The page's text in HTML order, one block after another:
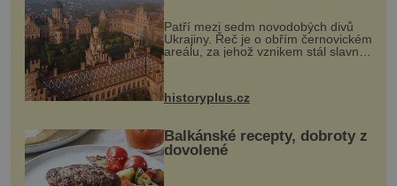
Patří mezi sedm novodobých divů
Ukrajiny. Řeč je o obřím černovickém
areálu, za jehož vznikem stál slavný
český architekt Josef Hlávka. Ten si
na něm dal mimořádně záležet. Jeho
stavební plány by při ...
historyplus.cz
Balkánské recepty, dobroty z
dovolené